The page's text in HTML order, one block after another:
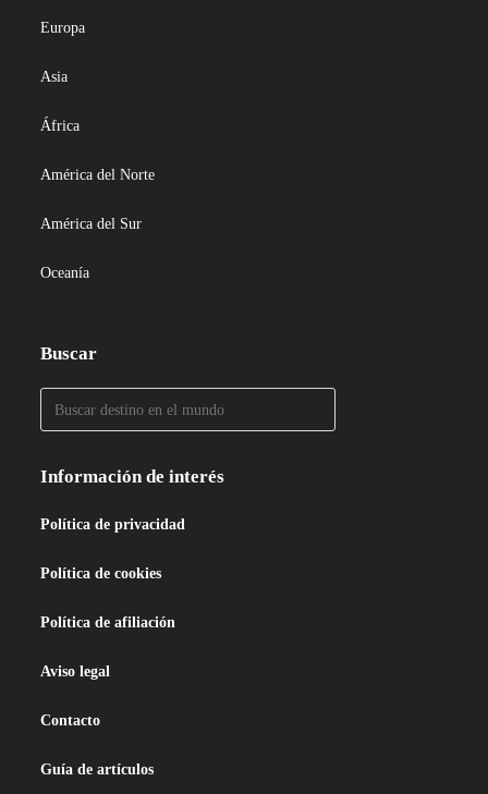
Europa
Asia
África
América del Norte
América del Sur
Oceanía
Buscar
Información de interés
Política de privacidad
Política de cookies
Política de afiliación
Aviso legal
Contacto
Guía de artículos